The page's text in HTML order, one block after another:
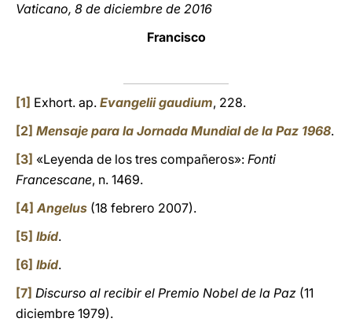
Vaticano, 8 de diciembre de 2016
Francisco
[1] Exhort. ap. Evangelii gaudium, 228.
[2] Mensaje para la Jornada Mundial de la Paz 1968.
[3] «Leyenda de los tres compañeros»: Fonti
Francescane, n. 1469.
[4] Angelus (18 febrero 2007).
[5] Ibíd.
[6] Ibíd.
[7] Discurso al recibir el Premio Nobel de la Paz (11
diciembre 1979).